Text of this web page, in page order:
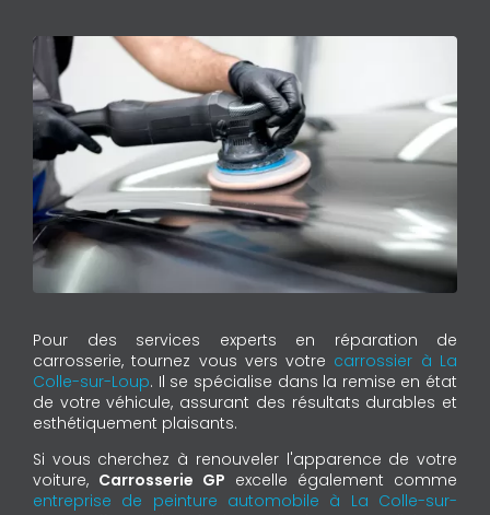
Pour des services experts en réparation de
carrosserie, tournez vous vers votre carrossier à La
Colle-sur-Loup. Il se spécialise dans la remise en état
de votre véhicule, assurant des résultats durables et
esthétiquement plaisants.
Si vous cherchez à renouveler l'apparence de votre
voiture, Carrosserie GP excelle également comme
entreprise de peinture automobile à La Colle-sur-